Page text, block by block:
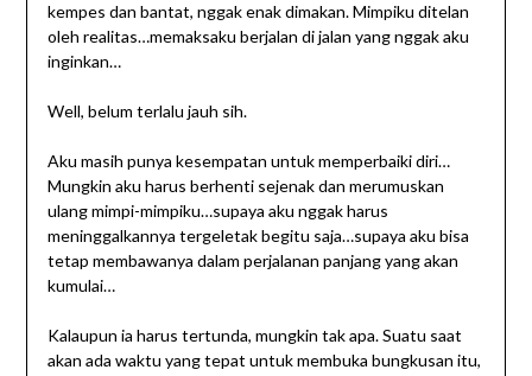
kempes dan bantat, nggak enak dimakan. Mimpiku ditelan
oleh realitas…memaksaku berjalan di jalan yang nggak aku
inginkan…
Well, belum terlalu jauh sih.
Aku masih punya kesempatan untuk memperbaiki diri…
Mungkin aku harus berhenti sejenak dan merumuskan
ulang mimpi-mimpiku…supaya aku nggak harus
meninggalkannya tergeletak begitu saja…supaya aku bisa
tetap membawanya dalam perjalanan panjang yang akan
kumulai…
Kalaupun ia harus tertunda, mungkin tak apa. Suatu saat
akan ada waktu yang tepat untuk membuka bungkusan itu,